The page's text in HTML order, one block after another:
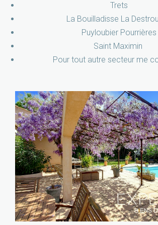
Trets
La Bouilladisse La
Puyloubier Pourrières
Saint Maximin
Pour tout autre secteur me